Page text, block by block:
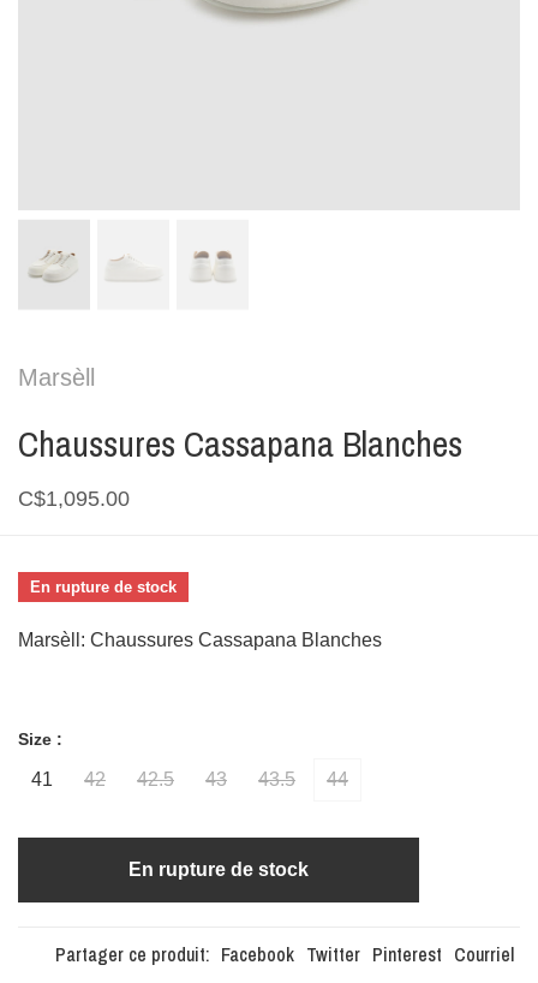
Marsèll
Chaussures Cassapana Blanches
C$1,095.00
En rupture de stock
Marsèll: Chaussures Cassapana Blanches
Size :
41 42 42.5 43 43.5 44
En rupture de stock
Partager ce produit: Facebook Twitter Pinterest Courriel